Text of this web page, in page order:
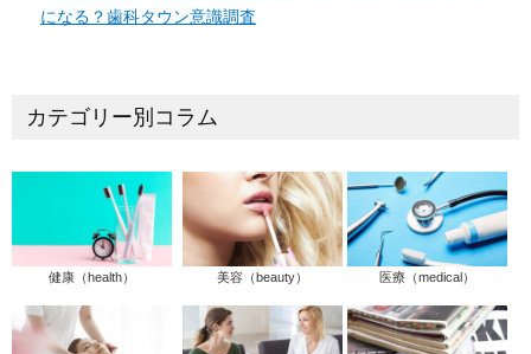
になる？歯科タウン意識調査
カテゴリー別コラム
健康（health） 美容（beauty） 医療（medical）